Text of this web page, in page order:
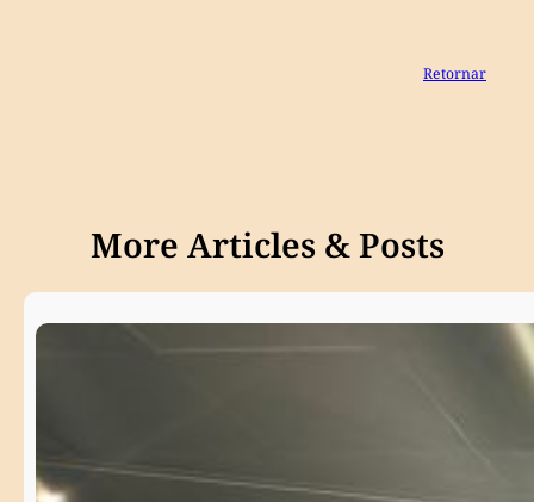
Retornar
More Articles & Posts